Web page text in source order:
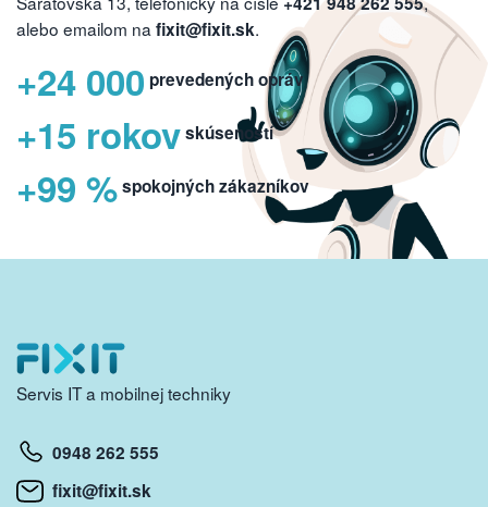
alebo emailom na fixit@fixit.sk.
+24 000 prevedených opráv
+15 rokovskúseností
+99 %spokojných zákazníkov
Servis IT a mobilnej techniky
0948 262 555
fixit@fixit.sk